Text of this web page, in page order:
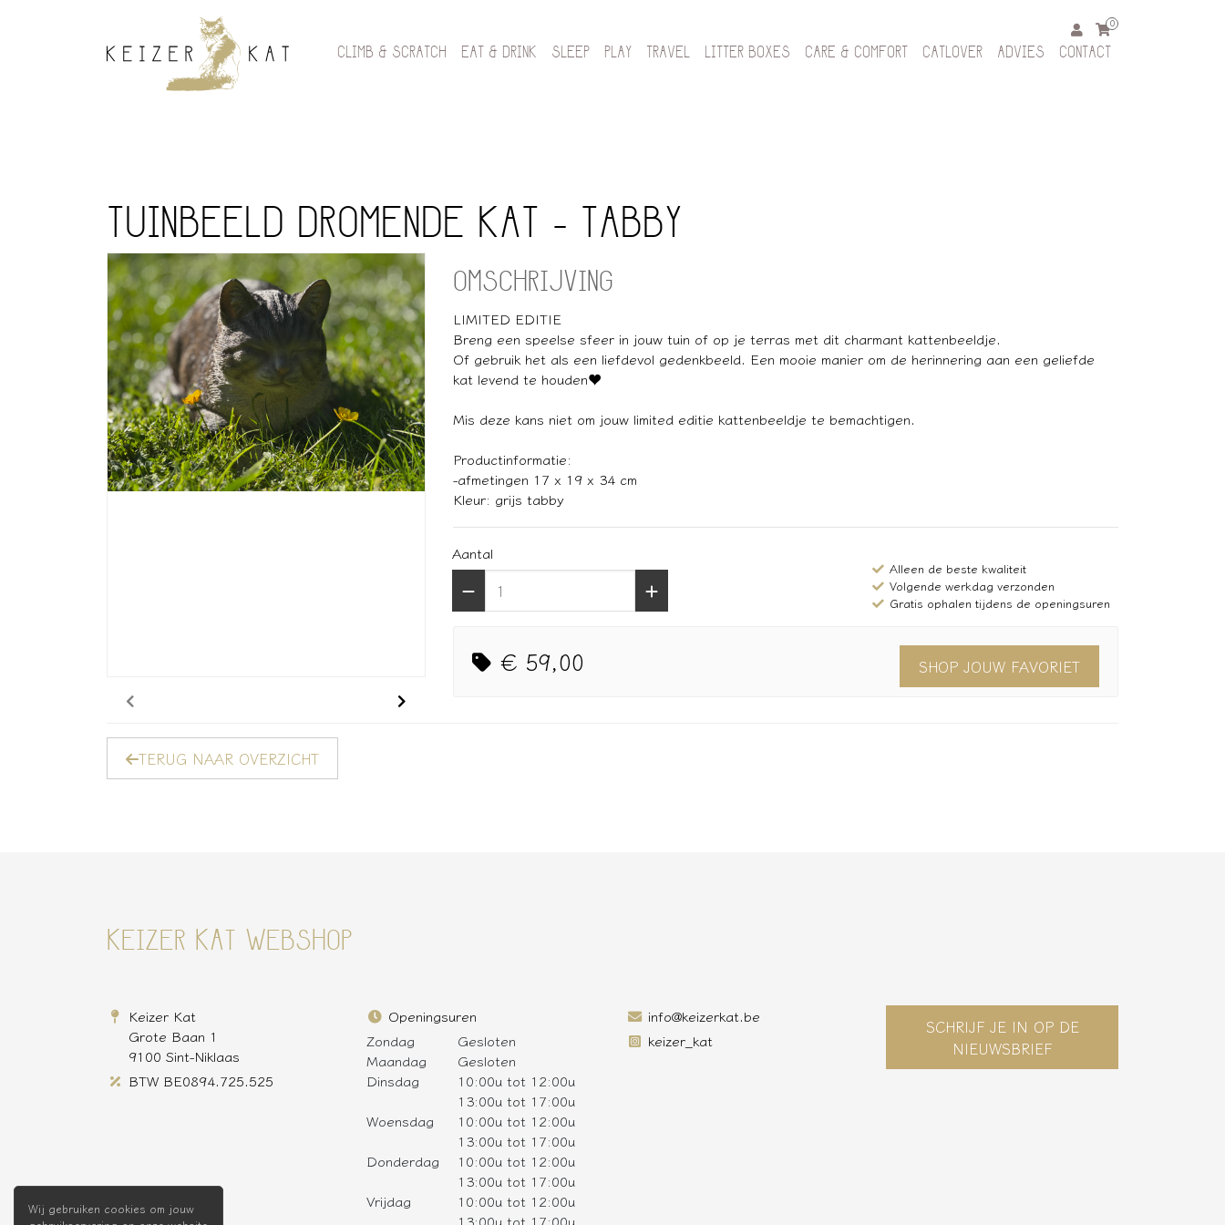
0
CLIMB & SCRATCH EAT & DRINK SLEEP PLAY TRAVEL LITTER BOXES CARE & COMFORT CATLOVER ADVIES CONTACT
TUINBEELD DROMENDE KAT - TABBY
OMSCHRIJVING
LIMITED EDITIE
Breng een speelse sfeer in jouw tuin of op je terras met dit charmant kattenbeeldje.
Of gebruik het als een liefdevol gedenkbeeld. Een mooie manier om de herinnering aan een geliefde
kat levend te houden♥️
Mis deze kans niet om jouw limited editie kattenbeeldje te bemachtigen.
Productinformatie:
-afmetingen 17 x 19 x 34 cm
Kleur: grijs tabby
Aantal
Alleen de beste kwaliteit
Volgende werkdag verzonden
Gratis ophalen tijdens de openingsuren
€ 59,00 SHOP JOUW FAVORIET
TERUG NAAR OVERZICHT
KEIZER KAT WEBSHOP
Keizer Kat
Grote Baan 1
9100 Sint-Niklaas
BTW BE0894.725.525
Openingsuren
Zondag
Gesloten
Maandag
Gesloten
Dinsdag
10:00u tot 12:00u
13:00u tot 17:00u
Woensdag
10:00u tot 12:00u
13:00u tot 17:00u
Donderdag
10:00u tot 12:00u
13:00u tot 17:00u
Vrijdag
10:00u tot 12:00u
13:00u tot 17:00u
info@keizerkat.be
keizer_kat
SCHRIJF JE IN OP DE
NIEUWSBRIEF
Wij gebruiken cookies om jouw